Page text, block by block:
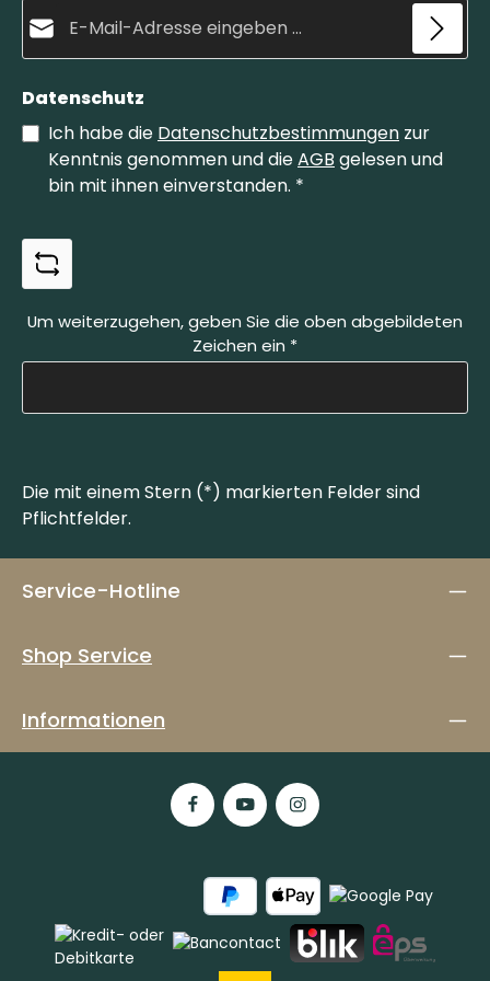
GmbHSchwertstraße 35, 42651 Solingen,
GermanyWeb: https://www.otter-messer.de/E-
Mail: info@otter-messer.deTelefon: +49 212
Datenschutz
Ich habe die Datenschutzbestimmungen zur
Kenntnis genommen und dieAGB gelesen und
bin mit ihnen einverstanden. *
Um weiterzugehen, geben Sie die oben abgebildeten
Zeichen ein *
Die mit einem Stern (*) markierten Felder sind
Pflichtfelder.
Service-Hotline
Shop Service
Informationen